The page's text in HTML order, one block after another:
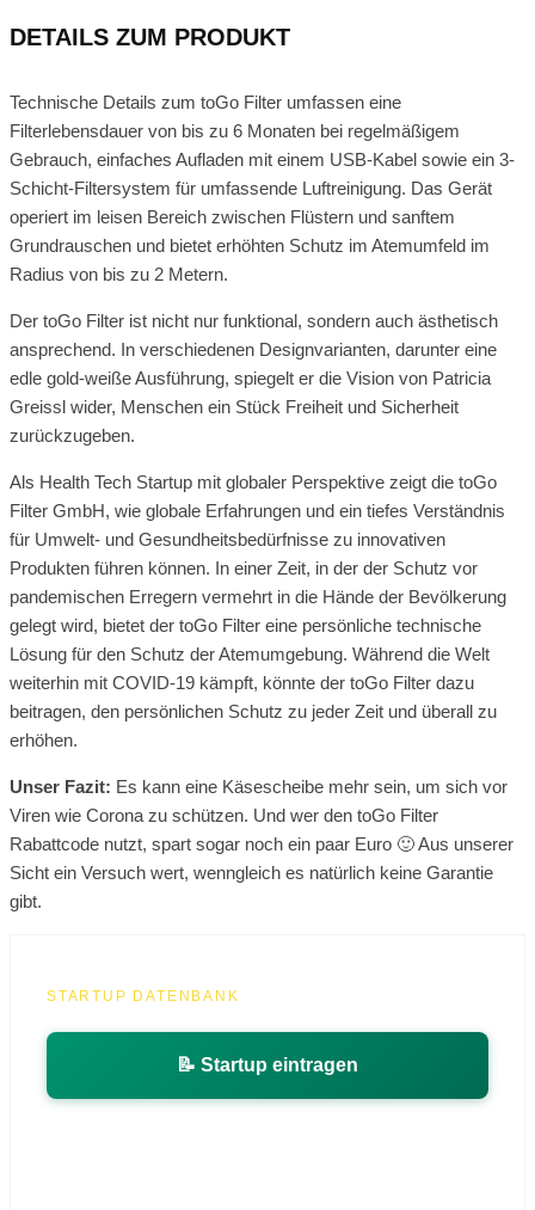
DETAILS ZUM PRODUKT
Technische Details zum toGo Filter umfassen eine
Filterlebensdauer von bis zu 6 Monaten bei regelmäßigem
Gebrauch, einfaches Aufladen mit einem USB-Kabel sowie ein 3-
Schicht-Filtersystem für umfassende Luftreinigung. Das Gerät
operiert im leisen Bereich zwischen Flüstern und sanftem
Grundrauschen und bietet erhöhten Schutz im Atemumfeld im
Radius von bis zu 2 Metern.
Der toGo Filter ist nicht nur funktional, sondern auch ästhetisch
ansprechend. In verschiedenen Designvarianten, darunter eine
edle gold-weiße Ausführung, spiegelt er die Vision von Patricia
Greissl wider, Menschen ein Stück Freiheit und Sicherheit
zurückzugeben.
Als Health Tech Startup mit globaler Perspektive zeigt die toGo
Filter GmbH, wie globale Erfahrungen und ein tiefes Verständnis
für Umwelt- und Gesundheitsbedürfnisse zu innovativen
Produkten führen können. In einer Zeit, in der der Schutz vor
pandemischen Erregern vermehrt in die Hände der Bevölkerung
gelegt wird, bietet der toGo Filter eine persönliche technische
Lösung für den Schutz der Atemumgebung. Während die Welt
weiterhin mit COVID-19 kämpft, könnte der toGo Filter dazu
beitragen, den persönlichen Schutz zu jeder Zeit und überall zu
erhöhen.
Unser Fazit: Es kann eine Käsescheibe mehr sein, um sich vor
Viren wie Corona zu schützen. Und wer den toGo Filter
Rabattcode nutzt, spart sogar noch ein paar Euro 🙂 Aus unserer
Sicht ein Versuch wert, wenngleich es natürlich keine Garantie
gibt.
STARTUP DATENBANK
📝 Startup eintragen